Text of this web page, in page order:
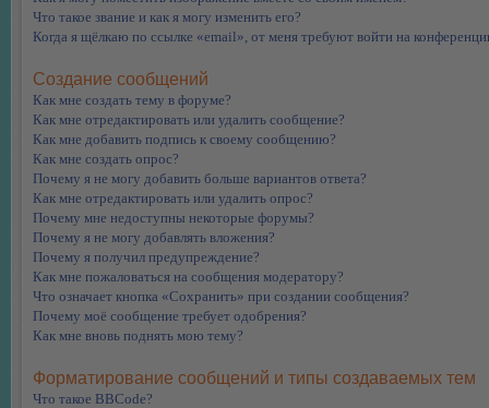
Что такое звание и как я могу изменить его?
Когда я щёлкаю по ссылке «email», от меня требуют войти на
Создание сообщений
Как мне создать тему в форуме?
Как мне отредактировать или удалить сообщение?
Как мне добавить подпись к своему сообщению?
Как мне создать опрос?
Почему я не могу добавить больше вариантов ответа?
Как мне отредактировать или удалить опрос?
Почему мне недоступны некоторые форумы?
Почему я не могу добавлять вложения?
Почему я получил предупреждение?
Как мне пожаловаться на сообщения модератору?
Что означает кнопка «Сохранить» при создании сообщения?
Почему моё сообщение требует одобрения?
Как мне вновь поднять мою тему?
Форматирование сообщений и типы создаваемых тем
Что такое BBCode?